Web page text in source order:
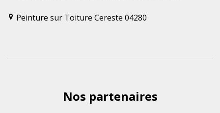
Peinture sur Toiture Cereste 04280
Nos partenaires